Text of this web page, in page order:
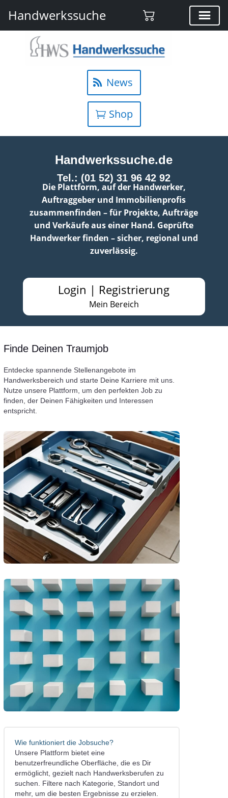
Handwerkssuche
News
Shop
Handwerkssuche.de
Tel.: (01 52) 31 96 42 92
Die Plattform, auf der Handwerker,
Auftraggeber und Immobilienprofis
zusammenfinden – für Projekte, Aufträge
und Verkäufe aus einer Hand. Geprüfte
Handwerker finden – sicher, regional und
zuverlässig.
Login | Registrierung
Mein Bereich
Finde Deinen Traumjob
Entdecke spannende Stellenangebote im
Handwerksbereich und starte Deine Karriere mit uns.
Nutze unsere Plattform, um den perfekten Job zu
finden, der Deinen Fähigkeiten und Interessen
entspricht.
Wie funktioniert die Jobsuche?
Unsere Plattform bietet eine
benutzerfreundliche Oberfläche, die es Dir
ermöglicht, gezielt nach Handwerksberufen zu
suchen. Filtere nach Kategorie, Standort und
mehr, um die besten Ergebnisse zu erzielen.